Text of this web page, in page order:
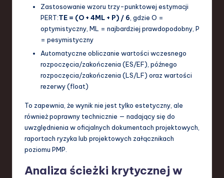
Zastosowanie wzoru trzy-punktowej estymacji
PERT:TE = (O + 4ML + P) / 6 , gdzie O =
optymistyczny, ML = najbardziej prawdopodobny, P
= pesymistyczny
Automatyczne obliczanie wartości wczesnego
rozpoczęcia/zakończenia (ES/EF), późnego
rozpoczęcia/zakończenia (LS/LF) oraz wartości
rezerwy (float)
To zapewnia, że wynik nie jest tylko estetyczny, ale
również poprawny technicznie — nadający się do
uwzględnienia w oficjalnych dokumentach projektowych,
raportach ryzyka lub projektowych załącznikach
poziomu PMP.
Analiza ścieżki krytycznej w